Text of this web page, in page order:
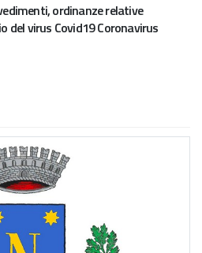
ordinanze relative
del virus Covid19 Coronavirus